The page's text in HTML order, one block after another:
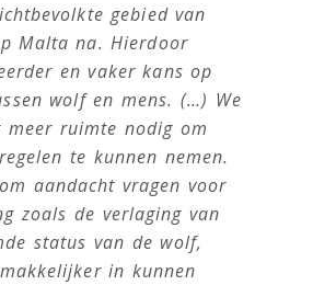
gebied van
Malta na. Hierdoor
en vaker kans op
wolf en mens. (…) We
meer ruimte nodig om
te kunnen nemen.
aandacht vragen voor
zoals de verlaging van
status van de wolf,
in kunnen